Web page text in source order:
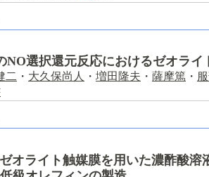
NO選択還元反応におけるゼオライ
二 ・ 大久保尚人 ・ 増田隆夫 ・ 薩摩篤 ・
オライト触媒膜を用いた濃酢酸溶